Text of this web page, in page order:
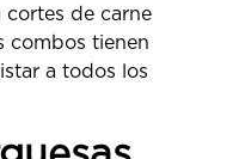
cortes de carne
combos tienen
a todos los